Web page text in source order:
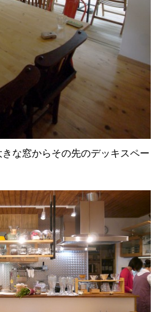
な窓からその先のデッキスペー